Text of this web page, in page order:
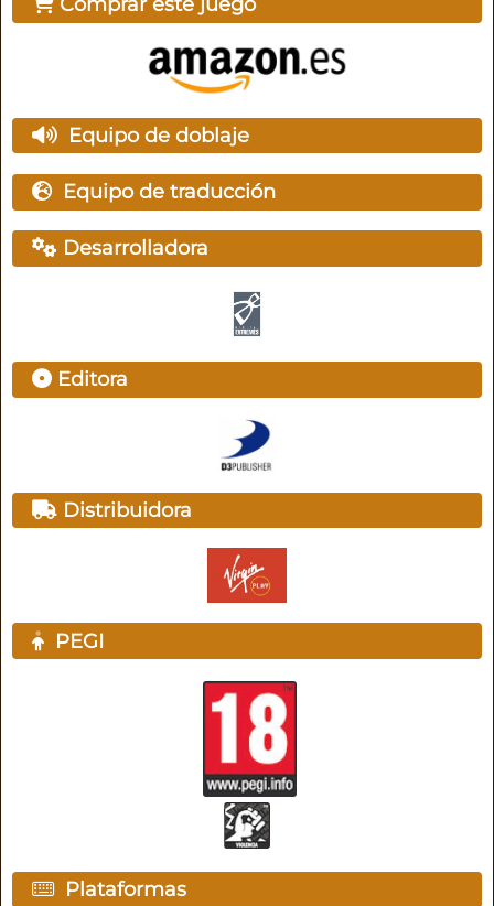
Equipo de doblaje
Equipo de traducción
Desarrolladora
Editora
Distribuidora
PEGI
Plataformas